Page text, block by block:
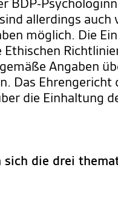
allerdings auch
möglich. Die
Ethischen
Angaben
Das Ehrengericht
die Einhaltung
sich die drei